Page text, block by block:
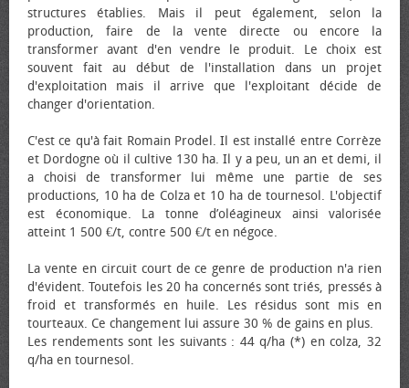
structures établies. Mais il peut également, selon la
production, faire de la vente directe ou encore la
transformer avant d'en vendre le produit. Le choix est
souvent fait au début de l'installation dans un projet
d'exploitation mais il arrive que l'exploitant décide de
changer d'orientation.
C'est ce qu'à fait Romain Prodel. Il est installé entre Corrèze
et Dordogne où il cultive 130 ha. Il y a peu, un an et demi, il
a choisi de transformer lui même une partie de ses
productions, 10 ha de Colza et 10 ha de tournesol. L'objectif
est économique. La tonne d’oléagineux ainsi valorisée
atteint 1 500 €/t, contre 500 €/t en négoce.
La vente en circuit court de ce genre de production n'a rien
d'évident. Toutefois les 20 ha concernés sont triés, pressés à
froid et transformés en huile. Les résidus sont mis en
tourteaux. Ce changement lui assure 30 % de gains en plus.
Les rendements sont les suivants : 44 q/ha (*) en colza, 32
q/ha en tournesol.